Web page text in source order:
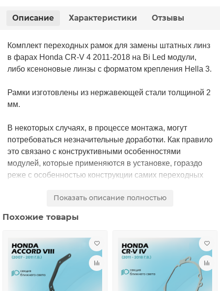
Описание Характеристики Отзывы
Комплект переходных рамок для замены штатных линз
в фарах Honda CR-V 4 2011-2018 на Bi Led модули,
либо ксеноновые линзы с форматом крепления Hella 3.
Рамки изготовлены из нержавеющей стали толщиной 2
мм.
В некоторых случаях, в процессе монтажа, могут
потребоваться незначительные доработки. Как правило
это связано с конструктивными особенностями
модулей, которые применяются в установке, гораздо
реже с особенностью конструкции самих переходных
Показать описание полностью
Похожие товары